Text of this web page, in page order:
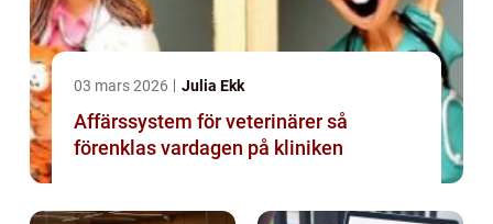
03 mars 2026 Julia Ekk
Affärssystem för veterinärer så
förenklas vardagen på kliniken